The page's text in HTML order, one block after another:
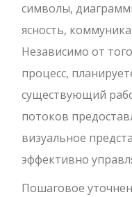
символы,
ясность,
Независимо от
процесс,
существующий
потоков
визуальное
эффективно
Пошаговое